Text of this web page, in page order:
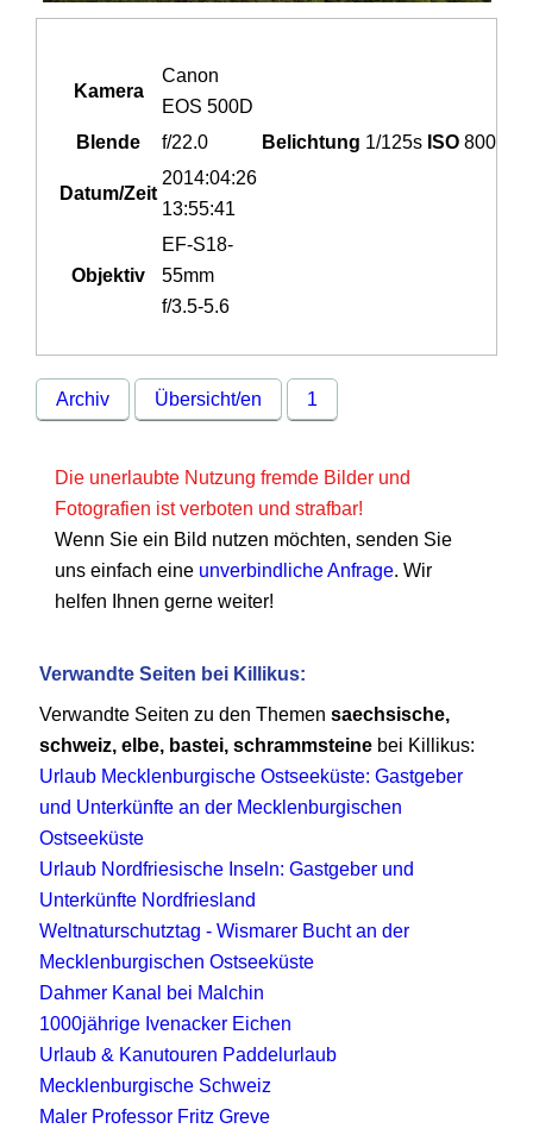
Kamera
Canon
EOS 500D
Blende
f/22.0 Belichtung 1/125s ISO 800
Datum/Zeit
2014:04:26
13:55:41
Objektiv
EF-S18-
55mm
f/3.5-5.6
Archiv Übersicht/en 1
Die unerlaubte Nutzung fremde Bilder und
Fotografien ist verboten und strafbar!
Wenn Sie ein Bild nutzen möchten, senden Sie
uns einfach eine unverbindliche Anfrage. Wir
helfen Ihnen gerne weiter!
Verwandte Seiten bei Killikus:
Verwandte Seiten zu den Themensaechsische,
schweiz, elbe, bastei, schrammsteine bei Killikus:
Urlaub Mecklenburgische Ostseeküste: Gastgeber
und Unterkünfte an der Mecklenburgischen
Ostseeküste
Urlaub Nordfriesische Inseln: Gastgeber und
Unterkünfte Nordfriesland
Weltnaturschutztag - Wismarer Bucht an der
Mecklenburgischen Ostseeküste
Dahmer Kanal bei Malchin
1000jährige Ivenacker Eichen
Urlaub & Kanutouren Paddelurlaub
Mecklenburgische Schweiz
Maler Professor Fritz Greve